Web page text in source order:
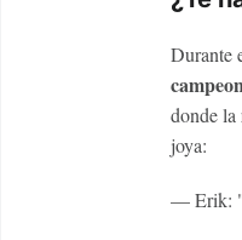
Durante
donde la
joya:
— Erik: